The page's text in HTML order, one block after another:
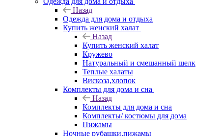
Назад
Одежда для дома и отдыха
Купить женский халат
Назад
Купить женский халат
Кружево
Натуральный и смешанный шелк
Теплые халаты
Вискоза,хлопок
Комплекты для дома и сна
Назад
Комплекты для дома и сна
Комплекты/ костюмы для дома
Пижамы
Ночные рубашки,пижамы